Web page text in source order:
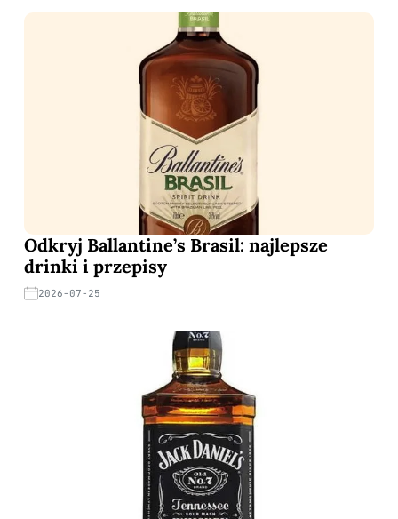
Odkryj Ballantine’s Brasil: najlepsze
drinki i przepisy
2026-07-25